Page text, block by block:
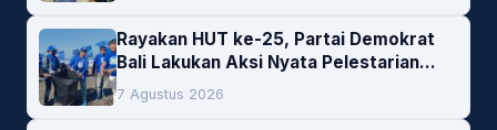
Rayakan HUT ke-25, Partai Demokrat
Bali Lakukan Aksi Nyata Pelestarian
Lingkungan
7 Agustus 2026